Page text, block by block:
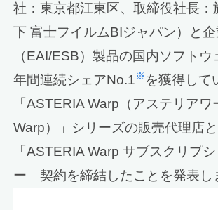
社：東京都江東区、取締役社長：
下 富士フイルムBIジャパン）と
（EAI/ESB）製品の国内ソフト
年間連続シェアNo.1※ を獲得して
「ASTERIA Warp（アステリア
Warp）」シリーズの販売代理店
「ASTERIA Warp サブスクリプ
ー」契約を締結したことを発表し